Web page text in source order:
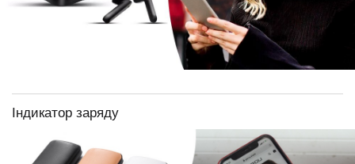
Індикатор заряду